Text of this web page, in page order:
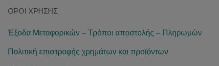
ΌΡΟΙ ΧΡΉΣΗΣ
Έξοδα Μεταφορικών – Τρόποι αποστολής – Πληρωμών
Πολιτική επιστροφής χρημάτων και προϊόντων